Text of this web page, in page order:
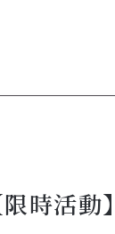
限時活